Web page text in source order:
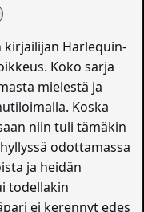
kirjailijan Harlequin-
Koko sarja
mielestä ja
Koska
niin tuli tämäkin
odottamassa
ja heidän
todellakin
ei kerennyt edes